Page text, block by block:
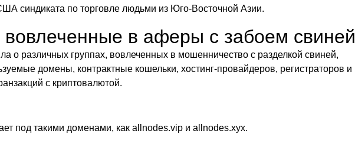
синдиката по торговле людьми из Юго-Восточной Азии.
вовлеченные в аферы с забоем свиней
о различных группах, вовлеченных в мошенничество с разделкой свиней,
домены, контрактные кошельки, хостинг-провайдеров, регистраторов и
с криптовалютой.
под такими доменами, как allnodes.vip и allnodes.xyx.